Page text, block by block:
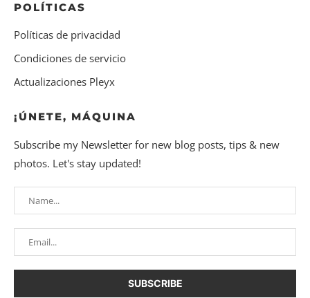
POLÍTICAS
Políticas de privacidad
Condiciones de servicio
Actualizaciones Pleyx
¡ÚNETE, MÁQUINA
Subscribe my Newsletter for new blog posts, tips & new
photos. Let's stay updated!